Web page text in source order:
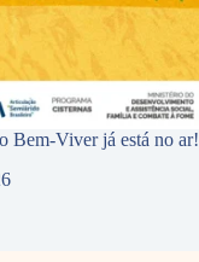
Bem-Viver já está no ar!